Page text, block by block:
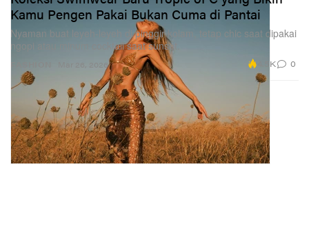
Kamu Pengen Pakai Bukan Cuma di Pantai
Nyaman buat leyeh-leyeh di pinggir kolam, tetap chic saat dipakai
ngopi atau minum cocktail saat sunset.
Mar 26, 2026 4.5K 0